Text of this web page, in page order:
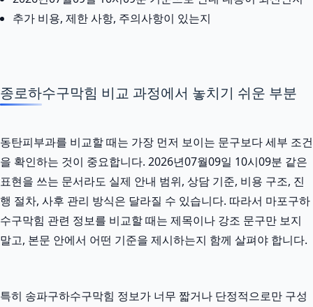
추가 비용, 제한 사항, 주의사항이 있는지
종로하수구막힘 비교 과정에서 놓치기 쉬운 부분
동탄피부과를 비교할 때는 가장 먼저 보이는 문구보다 세부 조건
을 확인하는 것이 중요합니다. 2026년07월09일 10시09분 같은
표현을 쓰는 문서라도 실제 안내 범위, 상담 기준, 비용 구조, 진
행 절차, 사후 관리 방식은 달라질 수 있습니다. 따라서 마포구하
수구막힘 관련 정보를 비교할 때는 제목이나 강조 문구만 보지
말고, 본문 안에서 어떤 기준을 제시하는지 함께 살펴야 합니다.
특히 송파구하수구막힘 정보가 너무 짧거나 단정적으로만 구성